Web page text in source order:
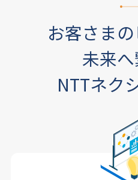
お客さま
未来
NTTネク